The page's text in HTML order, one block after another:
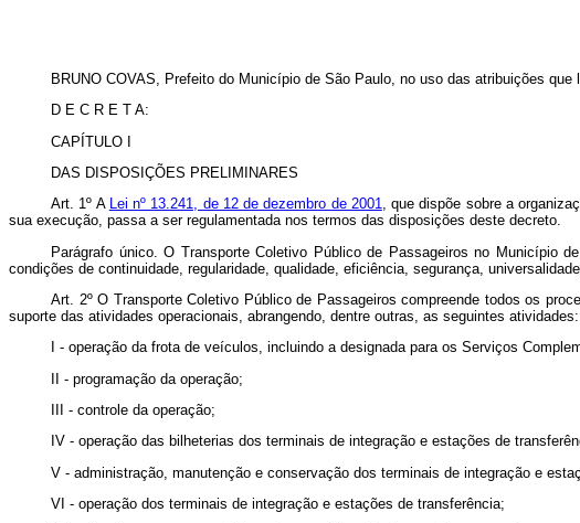
BRUNO COVAS, Prefeito do Município de São Paulo, no uso das atribuições que
D E C R E T A:
CAPÍTULO I
DAS DISPOSIÇÕES PRELIMINARES
Art. 1º A Lei nº 13.241, de 12 de dezembro de 2001, que dispõe sobre a
sua execução, passa a ser regulamentada nos termos das disposições deste decreto.
Parágrafo único. O Transporte Coletivo Público de Passageiros no Município
condições de continuidade, regularidade, qualidade, eficiência, segurança,
Art. 2º O Transporte Coletivo Público de Passageiros compreende todos os
suporte das atividades operacionais, abrangendo, dentre outras, as seguintes atividades:
I - operação da frota de veículos, incluindo a designada para os Serviços
II - programação da operação;
III - controle da operação;
IV - operação das bilheterias dos terminais de integração e estações de
V - administração, manutenção e conservação dos terminais de integração e
VI - operação dos terminais de integração e estações de transferência;